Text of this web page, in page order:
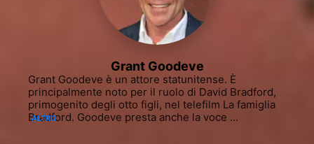
Grant Goodeve
Grant Goodeve è un attore statunitense. È
principalmente noto per il ruolo di David Bradford,
primogenito degli otto figli, nel telefilm La famiglia
Bradford. Goodeve presta anche la voce
ALTRO